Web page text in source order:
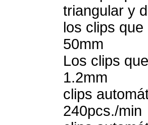
triangular y
los clips
50mm
Los clips
1.2mm
clips
240pcs./min